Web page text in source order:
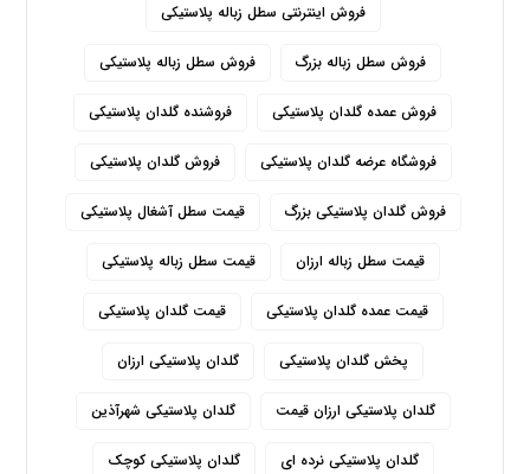
فروش اینترنتی سطل زباله پلاستیکی
فروش سطل زباله بزرگ فروش سطل زباله پلاستیکی
فروش عمده گلدان پلاستیکی فروشنده گلدان پلاستیکی
فروشگاه عرضه گلدان پلاستیکی فروش گلدان پلاستیکی
فروش گلدان پلاستیکی بزرگ قیمت سطل آشغال پلاستیکی
قیمت سطل زباله ارزان قیمت سطل زباله پلاستیکی
قیمت عمده گلدان پلاستیکی قیمت گلدان پلاستیکی
پخش گلدان پلاستیکی گلدان پلاستیکی ارزان
گلدان پلاستیکی ارزان قیمت گلدان پلاستیکی شهرآذین
گلدان پلاستیکی نرده ای گلدان پلاستیکی کوچک